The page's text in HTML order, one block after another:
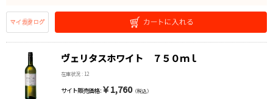
ヴェリタスホワイト ７５０ｍｌ
在庫状況 : 12
サイト販売価格 : ￥1,760（税込）